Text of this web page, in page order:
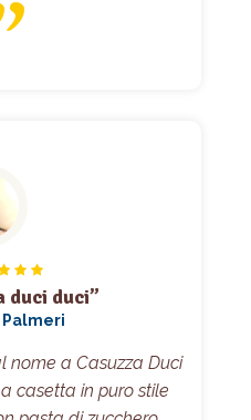
duci duci”
Palmeri
nome a Casuzza Duci
casetta in puro stile